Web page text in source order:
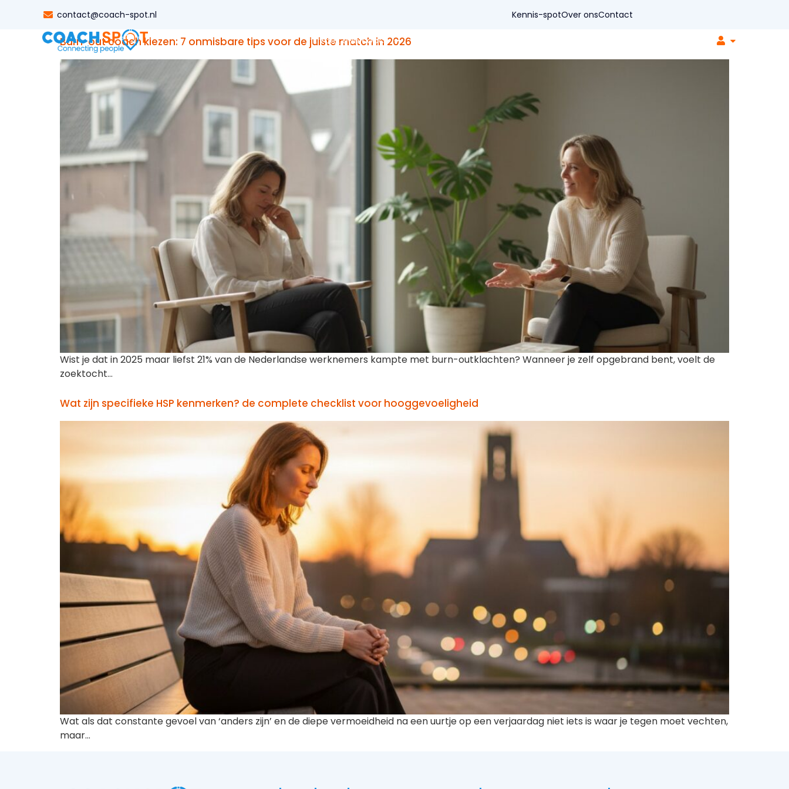
contact@coach-spot.nl Kennis-spotOver onsContact
Ik zoek een coach
Burn-out coach kiezen: 7 onmisbare tips voor de juiste match in 2026
Wist je dat in 2025 maar liefst 21% van de Nederlandse werknemers kampte met burn-outklachten? Wanneer je zelf opgebrand bent, voelt de
zoektocht…
Wat zijn specifieke HSP kenmerken? de complete checklist voor hooggevoeligheid
Wat als dat constante gevoel van ‘anders zijn’ en de diepe vermoeidheid na een uurtje op een verjaardag niet iets is waar je tegen moet vechten,
maar…